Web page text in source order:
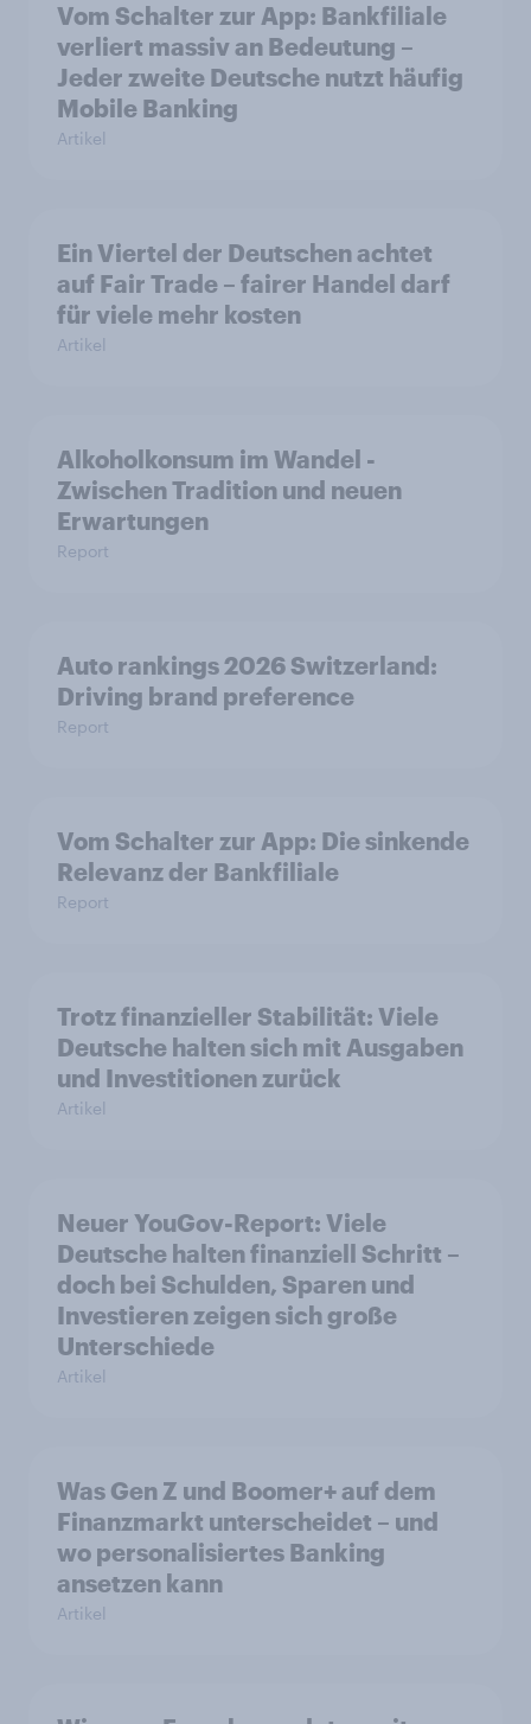
Vom Schalter zur App: Bankfiliale
verliert massiv an Bedeutung –
Jeder zweite Deutsche nutzt häufig
Mobile Banking
Artikel
Ein Viertel der Deutschen achtet
auf Fair Trade – fairer Handel darf
für viele mehr kosten
Artikel
Alkoholkonsum im Wandel​ -
Zwischen Tradition und neuen
Erwartungen
Report
Auto rankings 2026 Switzerland:
Driving brand preference
Report
Vom Schalter zur App: Die sinkende
Relevanz der Bankfiliale
Report
Trotz finanzieller Stabilität: Viele
Deutsche halten sich mit Ausgaben
und Investitionen zurück
Artikel
Neuer YouGov-Report: Viele
Deutsche halten finanziell Schritt –
doch bei Schulden, Sparen und
Investieren zeigen sich große
Unterschiede
Artikel
Was Gen Z und Boomer+ auf dem
Finanzmarkt unterscheidet – und
wo personalisiertes Banking
ansetzen kann
Artikel